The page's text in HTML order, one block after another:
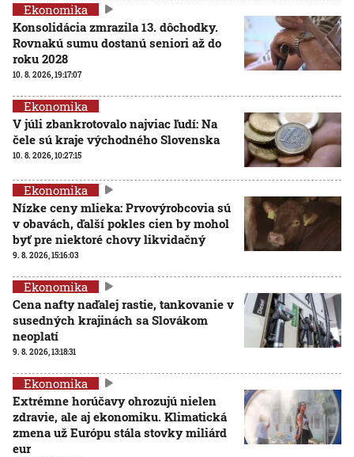
Ekonomika
Konsolidácia zmrazila 13. dôchodky.
Rovnakú sumu dostanú seniori až do
roku 2028
10. 8. 2026, 19:17:07
Ekonomika
V júli zbankrotovalo najviac ľudí: Na
čele sú kraje východného Slovenska
10. 8. 2026, 10:27:15
Ekonomika
Nízke ceny mlieka: Prvovýrobcovia sú
v obavách, ďalší pokles cien by mohol
byť pre niektoré chovy likvidačný
9. 8. 2026, 15:16:03
Ekonomika
Cena nafty naďalej rastie, tankovanie v
susedných krajinách sa Slovákom
neoplatí
9. 8. 2026, 13:18:31
Ekonomika
Extrémne horúčavy ohrozujú nielen
zdravie, ale aj ekonomiku. Klimatická
zmena už Európu stála stovky miliárd
eur